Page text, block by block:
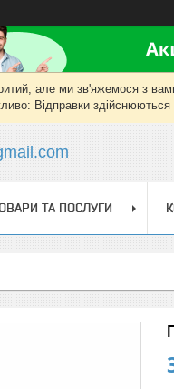
але ми зв'яжемося з
Відправки
ТА ПОСЛУГИ